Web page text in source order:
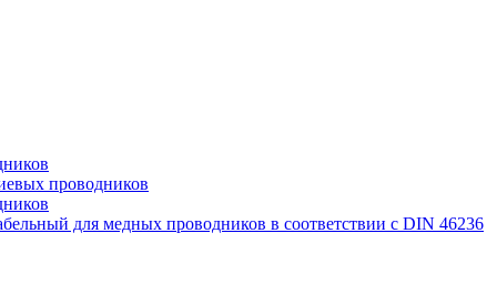
проводников
для медных проводников в соответствии с DIN 46236